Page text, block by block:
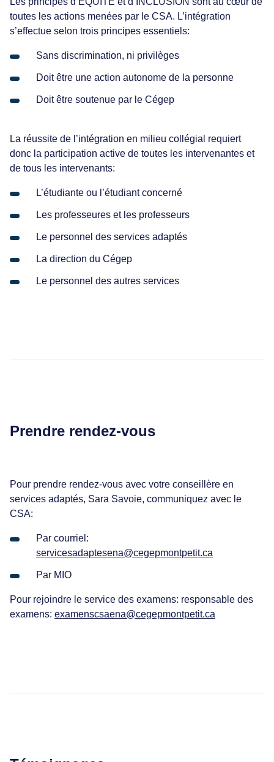
toutes les actions menées par le CSA. L’intégration
s’effectue selon trois principes essentiels:
Sans discrimination, ni privilèges
Doit être une action autonome de la personne
Doit être soutenue par le Cégep
La réussite de l’intégration en milieu collégial requiert
donc la participation active de toutes les intervenantes et
de tous les intervenants:
L’étudiante ou l’étudiant concerné
Les professeures et les professeurs
Le personnel des services adaptés
La direction du Cégep
Le personnel des autres services
Prendre rendez-vous
Pour prendre rendez-vous avec votre conseillère en
services adaptés, Sara Savoie, communiquez avec le
CSA:
Par courriel:
servicesadaptesena@cegepmontpetit.ca
Par MIO
Pour rejoindre le service des examens: responsable des
examens: examenscsaena@cegepmontpetit.ca